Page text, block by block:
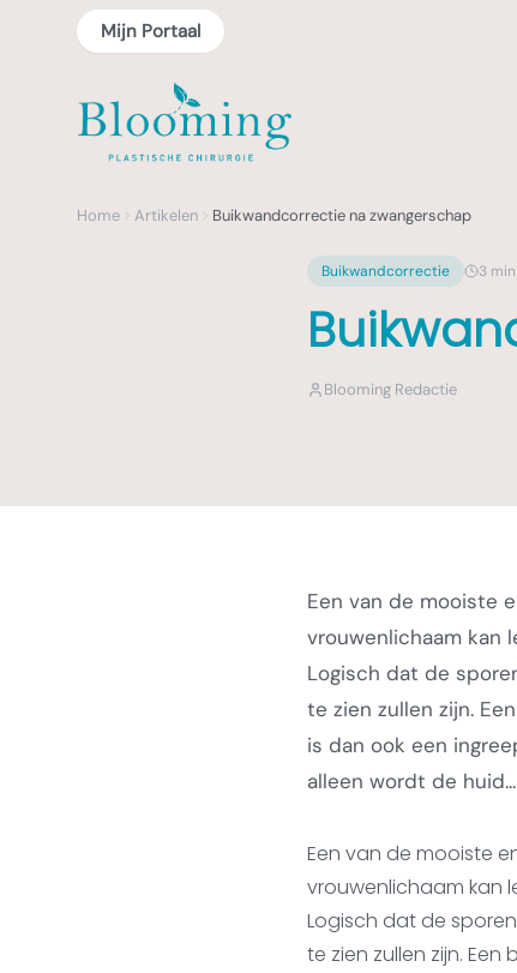
Mijn Portaal
Home Artikelen Buikwandcorrectie na zwangerschap
Buikwandcorrectie 3
Blooming Redactie
Een van de mooiste
vrouwenlichaam kan
Logisch dat de
te zien zullen zijn.
is dan ook een
alleen wordt de huid...
Een van de mooiste
vrouwenlichaam kan
Logisch dat de
te zien zullen zijn.